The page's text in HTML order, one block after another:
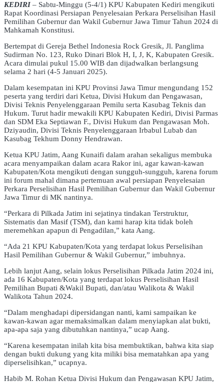
KEDIRI– Sabtu-Minggu (5-4/1) KPU Kabupaten Kediri mengikuti
Rapat Koordinasi Persiapan Penyelesaian Perkara Perselisihan Hasil
Pemilihan Gubernur dan Wakil Gubernur Jawa Timur Tahun 2024 di
Mahkamah Konstitusi.
Bertempat di Gereja Bethel Indonesia Rock Gresik, Jl. Panglima
Sudirman No. 123, Ruko Dinari Blok H, I, J, K, Kabupaten Gresik.
Acara dimulai pukul 15.00 WIB dan dijadwalkan berlangsung
selama 2 hari (4-5 Januari 2025).
Dalam kesempatan ini KPU Provinsi Jawa Timur mengundang 152
peserta yang terdiri dari Ketua, Divisi Hukum dan Pengawasan,
Divisi Teknis Penyelenggaraan Pemilu serta Kasubag Teknis dan
Hukum. Turut hadir mewakili KPU Kabupaten Kediri, Divisi Parmas
dan SDM Eka Septiawan F., Divisi Hukum dan Pengawasan Moh.
Dziyaudin, Divisi Teknis Penyelenggaraan Irbabul Lubab dan
Kasubag Tekhum Donny Hendrawan.
Ketua KPU Jatim, Aang Kunaifi dalam arahan sekaligus membuka
acara menyampaikan dalam acara Rakor ini, agar kawan-kawan
Kabupaten/Kota mengikuti dengan sungguh-sungguh, karena forum
ini forum mahal dimana pertemuan awal persiapan Penyelesaian
Perkara Perselisihan Hasil Pemilihan Gubernur dan Wakil Gubernur
Jawa Timur di MK nantinya.
“Perkara di Pilkada Jatim ini sejatinya tindakan Terstruktur,
Sistematis dan Masif (TSM), dan kami harap kita tidak boleh
meremehkan apapun di Pengadilan,” kata Aang.
“Ada 21 KPU Kabupaten/Kota yang terdapat lokus Perselisihan
Hasil Pemilihan Gubernur & Wakil Gubernur,” imbuhnya.
Lebih lanjut Aang, selain lokus Perselisihan Pilkada Jatim 2024 ini,
ada 16 Kabupaten/Kota yang terdapat lokus Perselisihan Hasil
Pemilihan Bupati &Wakil Bupati, dan/atau Walikota & Wakil
Walikota Tahun 2024.
“Dalam menghadapi dipersidangan nanti, kami sampaikan ke
kawan-kawan agar memaksimalkan dalam menyiapkan alat bukti,
apa-apa saja yang dibutuhkan nantinya,” ucap Aang.
“Karena kesempatan inilah kita bisa membuktikan, bahwa kita siap
dengan bukti dukung yang kita miliki bisa mematahkan apa yang
diperselisihkan,” ucapnya.
Habib M. Rohan Ketua Divisi Hukum dan Pengawasan KPU Jatim,